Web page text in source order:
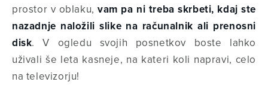
prostor v oblaku,vam pa ni treba skrbeti, kdaj ste
nazadnje naložili slike na računalnik ali prenosni
disk. V ogledu svojih posnetkov boste lahko
uživali še leta kasneje, na kateri koli napravi, celo
na televizorju!